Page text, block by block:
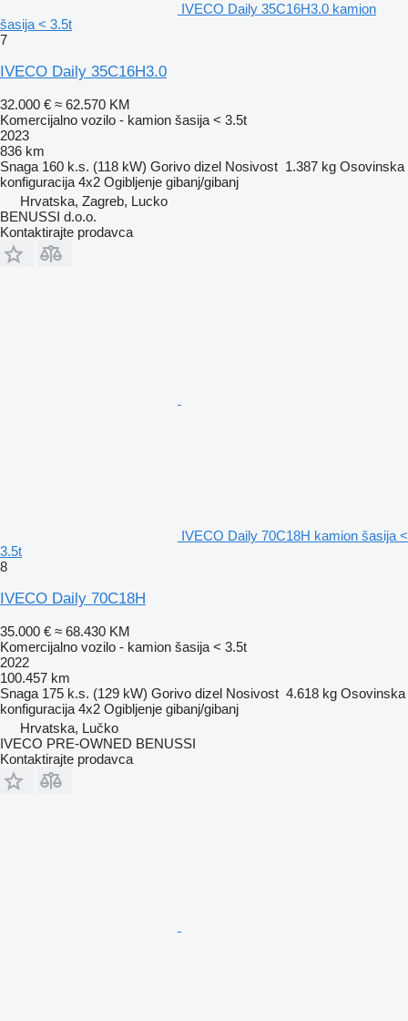
IVECO Daily 35C16H3.0 kamion
šasija < 3.5t
7
IVECO Daily 35C16H3.0
32.000 € ≈ 62.570 KM
Komercijalno vozilo - kamion šasija < 3.5t
2023
836 km
Snaga 160 k.s. (118 kW) Gorivo dizel Nosivost 1.387 kg Osovinska
konfiguracija 4x2 Ogibljenje gibanj/gibanj
Hrvatska, Zagreb, Lucko
BENUSSI d.o.o.
Kontaktirajte prodavca
IVECO Daily 70C18H kamion šasija <
3.5t
8
IVECO Daily 70C18H
35.000 € ≈ 68.430 KM
Komercijalno vozilo - kamion šasija < 3.5t
2022
100.457 km
Snaga 175 k.s. (129 kW) Gorivo dizel Nosivost 4.618 kg Osovinska
konfiguracija 4x2 Ogibljenje gibanj/gibanj
Hrvatska, Lučko
IVECO PRE-OWNED BENUSSI
Kontaktirajte prodavca